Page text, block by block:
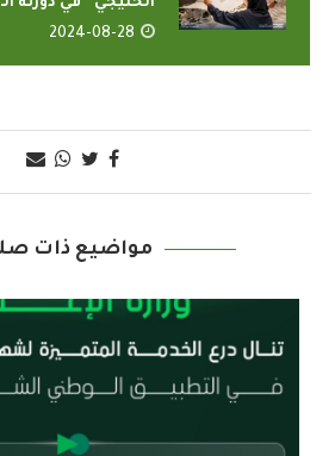
الخليجي” في دورته الـ 23
2024-08-28
مواضيع ذات